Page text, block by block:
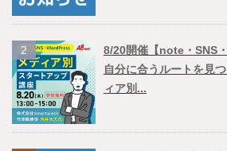
2
8/20開催【note・SNS
自分に合うルートを見
ィア別...